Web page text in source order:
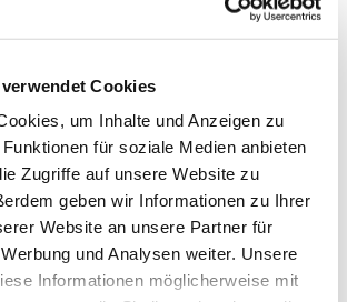
Cookies
um Inhalte und Anzeigen zu
für soziale Medien anbieten
Zugriffe auf unsere Website zu
geben wir Informationen zu Ihrer
Website an unsere Partner für
und Analysen weiter. Unsere
Informationen möglicherweise mit